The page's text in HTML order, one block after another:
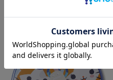
ハンディファン/CHAPY